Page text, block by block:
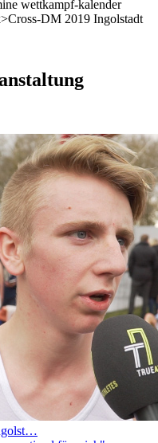
wettkampf-kalender
DM 2019 Ingolstadt